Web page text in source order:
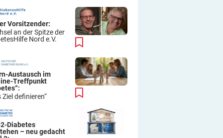
Vorsitzender:
an der Spitze der
Nord e.V.
Austausch im
Treffpunkt
Ziel definieren“
Diabetes
– neu gedacht